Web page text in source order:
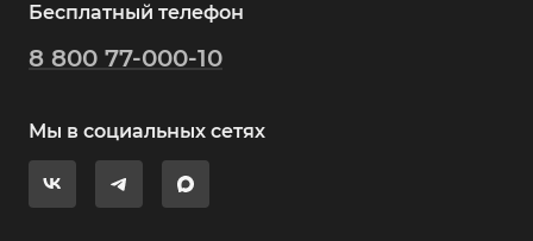
Бесплатный телефон
8 800 77-000-10
Мы в социальных сетях